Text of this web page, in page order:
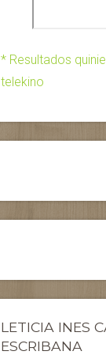
* Resultados
telekino
LETICIA INES
ESCRIBANA